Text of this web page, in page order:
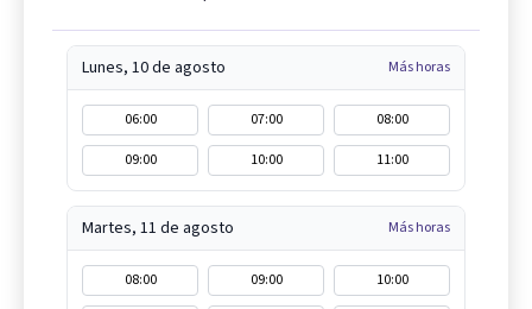
Lunes, 10 de agosto Más horas
06:00 07:00
08:00
09:00
10:00 11:00
Martes, 11 de agosto Más horas
08:00 09:00
10:00